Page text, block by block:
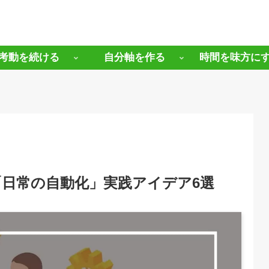
動を続ける 自分軸を作る 時間を味方に
常の自動化」実践アイデア6選